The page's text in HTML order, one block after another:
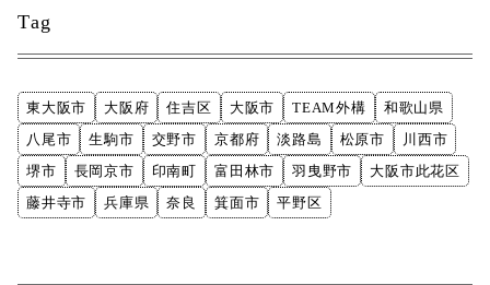
Tag
東大阪市 大阪府 住吉区 大阪市 TEAM外構
和歌山県
八尾市
生駒市 交野市 京都府 淡路島 松原市
川西市
堺市
長岡京市 印南町 富田林市 羽曳野市
大阪市此花区
藤井寺市
兵庫県 奈良 箕面市 平野区